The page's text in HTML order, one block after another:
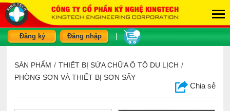
Đăng ký Đăng nhập
SẢN PHẨM / THIẾT BỊ SỬA CHỮA Ô TÔ DU LỊCH /
PHÒNG SƠN VÀ THIẾT BỊ SƠN SẤY
Chia sẻ